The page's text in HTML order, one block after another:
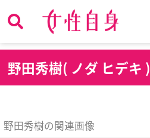
野田秀樹( ノダ ヒデキ )
野田秀樹の関連画像